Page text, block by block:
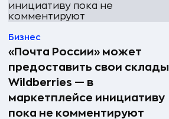
Бизнес
«Почта России» может
предоставить свои склады
Wildberries — в
маркетплейсе инициативу
пока не комментируют